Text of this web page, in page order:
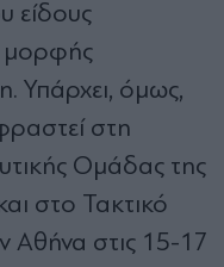
είδους
µορφής
Υπάρχει, όµως,
στη
Οµάδας της
στο Τακτικό
Αθήνα στις 15-17